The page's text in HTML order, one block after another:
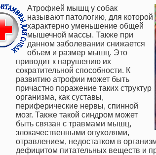
Атрофией мышц у собак
называют патологию, для которой
характерно уменьшение общей
мышечной массы. Также при
данном заболевании снижается
объем и размер мышц. Это
приводит к нарушению их
сократительной способности. К
развитию атрофии может быть
причастно поражение таких структур
организма, как суставы,
периферические нервы, спинной
мозг. Также такой синдром может
быть связан с травмами мышц,
злокачественными опухолями,
отравлением, недостатком в
дефицитом питательных веществ и